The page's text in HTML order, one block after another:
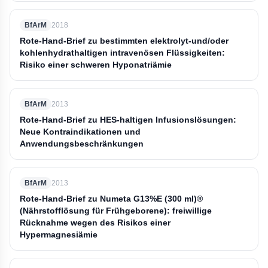
BfArM 2018
Rote-Hand-Brief zu bestimmten elektrolyt-und/oder
kohlenhydrathaltigen intravenösen Flüssigkeiten:
Risiko einer schweren Hyponatriämie
BfArM 2013
Rote-Hand-Brief zu HES-haltigen Infusionslösungen:
Neue Kontraindikationen und
Anwendungsbeschränkungen
BfArM 2013
Rote-Hand-Brief zu Numeta G13%E (300 ml)®
(Nährstofflösung für Frühgeborene): freiwillige
Rücknahme wegen des Risikos einer
Hypermagnesiämie